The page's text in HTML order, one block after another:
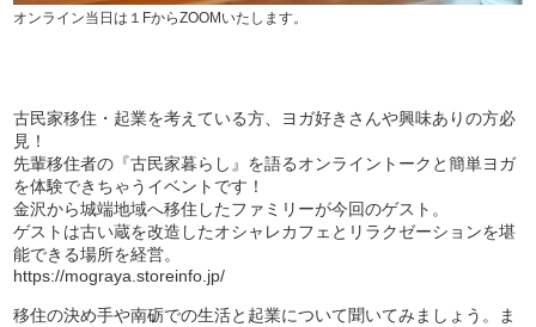
オンライン当日は１FからZOOMいたします。
古民家移住・起業を考えている方、ヨガ好きさんや興味ありの方必
見！
先輩移住者の『古民家暮らし』を語るオンライントークと簡単ヨガ
を体験できちゃうイベントです！
金沢から城端地域へ移住したファミリーが今回のゲスト。
ゲストは古い蔵を改造したオシャレカフェとリラクゼーションを堪
能できる場所を経営。
https://mograya.storeinfo.jp/
移住の決め手や南砺での生活と起業について聞いてみましょう。ま